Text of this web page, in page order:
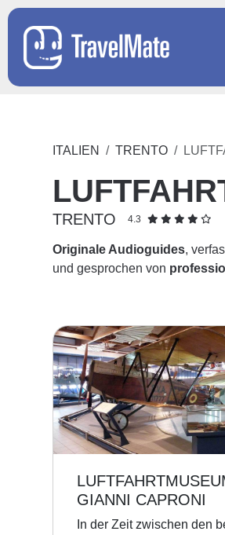
ITALIEN TRENTO
TRENTO 4.3
Originale Audioguides,
und gesprochen von
GIANNI CAPRONI
In der Zeit zwischen den